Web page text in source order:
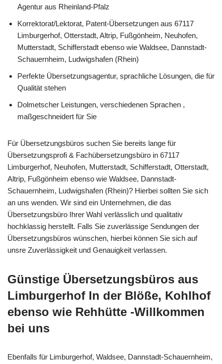
Agentur aus Rheinland-Pfalz
Korrektorat/Lektorat, Patent-Übersetzungen aus 67117
Limburgerhof, Otterstadt, Altrip, Fußgönheim, Neuhofen,
Mutterstadt, Schifferstadt ebenso wie Waldsee, Dannstadt-
Schauernheim, Ludwigshafen (Rhein)
Perfekte Übersetzungsagentur, sprachliche Lösungen, die für
Qualität stehen
Dolmetscher Leistungen, verschiedenen Sprachen ,
maßgeschneidert für Sie
Für Übersetzungsbüros suchen Sie bereits lange für
Übersetzungsprofi & Fachübersetzungsbüro in 67117
Limburgerhof, Neuhofen, Mutterstadt, Schifferstadt, Otterstadt,
Altrip, Fußgönheim ebenso wie Waldsee, Dannstadt-
Schauernheim, Ludwigshafen (Rhein)? Hierbei sollten Sie sich
an uns wenden. Wir sind ein Unternehmen, die das
Übersetzungsbüro Ihrer Wahl verlässlich und qualitativ
hochklassig herstellt. Falls Sie zuverlässige Sendungen der
Übersetzungsbüros wünschen, hierbei können Sie sich auf
unsre Zuverlässigkeit und Genauigkeit verlassen.
Günstige Übersetzungsbüros aus
Limburgerhof In der Blöße, Kohlhof
ebenso wie Rehhütte -Willkommen
bei uns
Ebenfalls für Limburgerhof, Waldsee, Dannstadt-Schauernheim,